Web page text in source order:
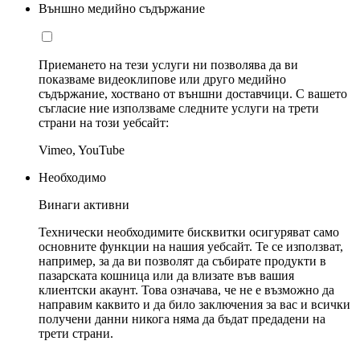
Външно медийно съдържание
Приемането на тези услуги ни позволява да ви
показваме видеоклипове или друго медийно
съдържание, хоствано от външни доставчици. С вашето
съгласие ние използваме следните услуги на трети
страни на този уебсайт:
Vimeo, YouTube
Необходимо
Винаги активни
Технически необходимите бисквитки осигуряват само
основните функции на нашия уебсайт. Те се използват,
например, за да ви позволят да събирате продукти в
пазарската кошница или да влизате във вашия
клиентски акаунт. Това означава, че не е възможно да
направим каквито и да било заключения за вас и всички
получени данни никога няма да бъдат предадени на
трети страни.